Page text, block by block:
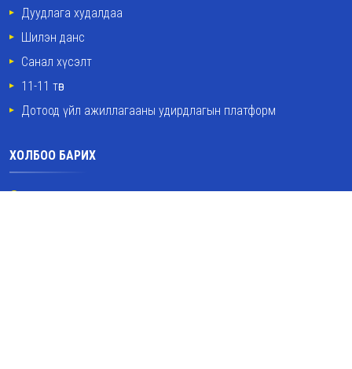
Дуудлага худалдаа
Шилэн данс
Санал хүсэлт
11-11 төв
Дотоод үйл ажиллагааны удирдлагын платформ
ХОЛБОО БАРИХ
Засаг даргын Тамгын Газар, Говь-Алтай аймаг, Монгол улс